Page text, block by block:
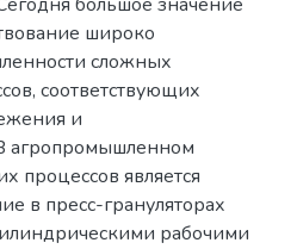
широко
сложных
соответствующих
и
агропромышленном
процессов является
в пресс-грануляторах
рабочими